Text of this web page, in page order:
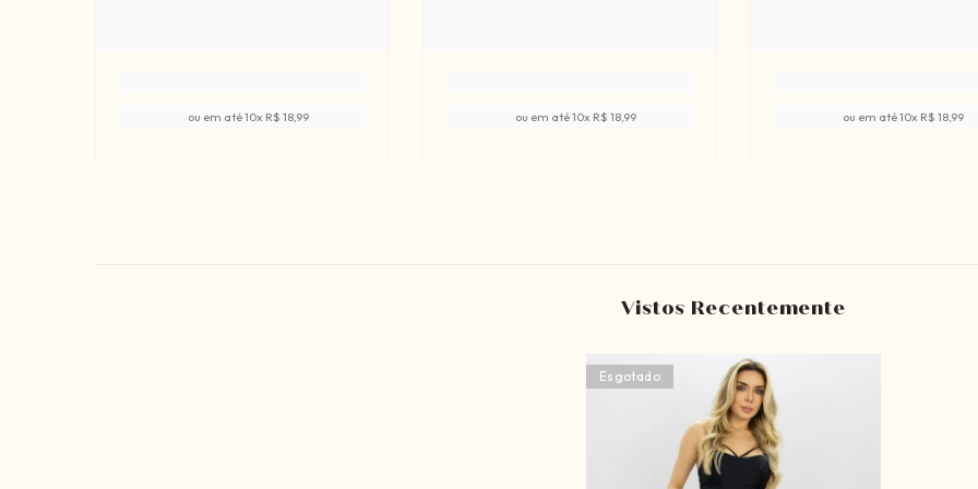
ou em até10x R$ 18,99 ou em até10x R$ 18,99 ou em até10x R$ 18,99
Vistos Recentemente
Esgotado